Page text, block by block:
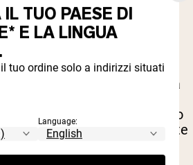
di vitamine B,
“incolpata” per gli
B5.
cui la biotina viene implicata
è che la biotina può
dell'acido pantotenico
B vengono assorbite
TUO PAESE DI
E LA LINGUA
tuo ordine solo a indirizzi situati
Language: